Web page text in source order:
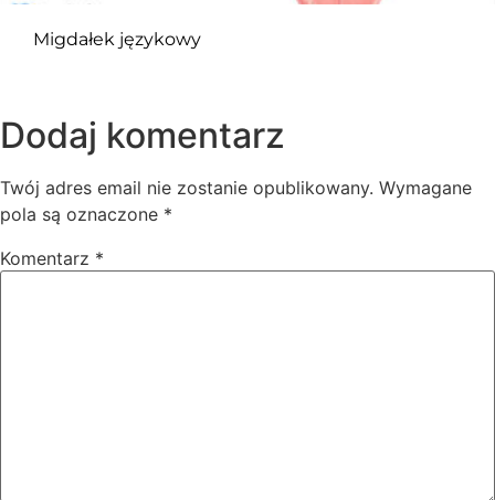
Migdałek językowy
Dodaj komentarz
Twój adres email nie zostanie opublikowany. Wymagane
pola są oznaczone *
Komentarz *